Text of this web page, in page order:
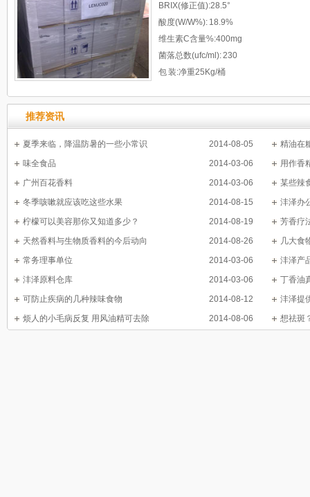
BRIX(修正值):28.5°
酸度(W/W%): 18.9%
维生素C含量%:400mg
菌落总数(ufc/ml): 230
包 装:净重25Kg/桶
推荐资讯
2014-08-05
夏季来临，降温防暑的一些小常识
精油在
2014-03-06
味全食品
用作香
2014-03-06
广州百花香料
某些辣
2014-08-15
冬季咳嗽就应该吃这些水果
沣泽办
2014-08-19
柠檬可以美容那你又知道多少？
芳香疗
2014-08-26
天然香料与生物质香料的今后动向
几大食
2014-03-06
常务理事单位
沣泽产
2014-03-06
沣泽原料仓库
丁香油
2014-08-12
可防止疾病的几种辣味食物
沣泽提
2014-08-06
烦人的小毛病反复 用风油精可去除 想祛斑